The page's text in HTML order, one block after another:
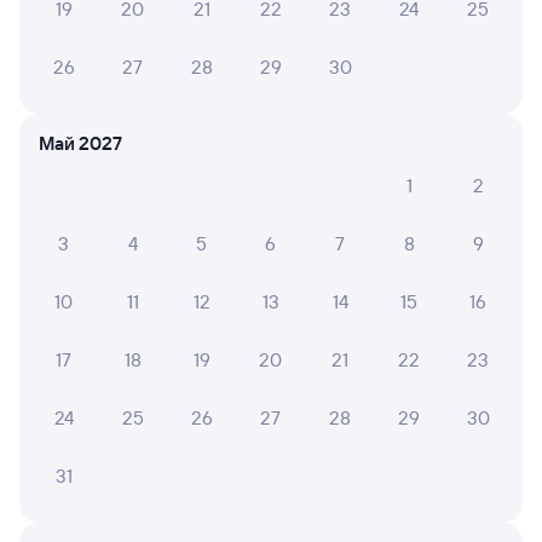
Частые вопросы
Как поменять билет на другую дату или
Что делать, если ошибся при вводе данных
Как получить отчетные документы для
Что делать, если оплата не проходит?
19 20 21 22 23 24 25
26 27 28 29 30
Май 2027
1
2
3 4 5 6 7 8 9
10 11 12 13 14 15 16
17 18 19 20 21 22 23
24 25 26 27 28 29 30
31